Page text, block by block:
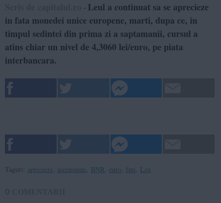
- Leul a continuat sa se aprecieze
in fata monedei unice europene, marti, dupa ce, in
timpul sedintei din prima zi a saptamanii, cursul a
atins chiar un nivel de 4,3060 lei/euro, pe piata
interbancara.
Taguri: apreciere, ascensiune, BNR, euro, fmi, Leu